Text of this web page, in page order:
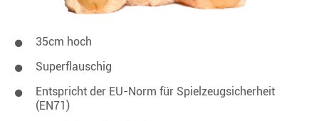
35cm hoch
Superflauschig
Entspricht der EU-Norm für Spielzeugsicherheit
(EN71)